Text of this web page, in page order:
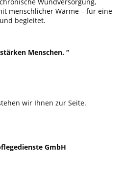
menschlicher Wärme – für eine
begleitet.
Menschen. “
wir Ihnen zur Seite.
GmbH